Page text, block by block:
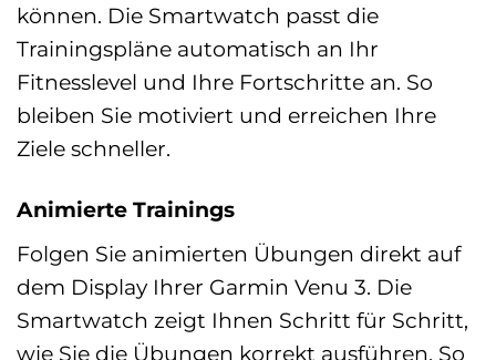
können. Die Smartwatch passt die
Trainingspläne automatisch an Ihr
Fitnesslevel und Ihre Fortschritte an. So
bleiben Sie motiviert und erreichen Ihre
Ziele schneller.
Animierte Trainings
Folgen Sie animierten Übungen direkt auf
dem Display Ihrer Garmin Venu 3. Die
Smartwatch zeigt Ihnen Schritt für Schritt,
wie Sie die Übungen korrekt ausführen. So